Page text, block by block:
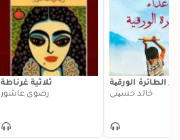
ثلاثية غرناطة
رضوى عاشور
الطائرة الورقیة
خالد حسیني